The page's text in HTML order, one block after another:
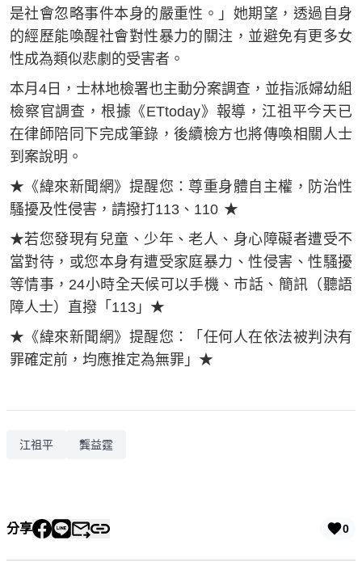
是社會忽略事件本身的嚴重性。」她期望，透過自身
的經歷能喚醒社會對性暴力的關注，並避免有更多女
性成為類似悲劇的受害者。
本月4日，士林地檢署也主動分案調查，並指派婦幼組
檢察官調查，根據《ETtoday》報導，江祖平今天已
在律師陪同下完成筆錄，後續檢方也將傳喚相關人士
到案說明。
★《緯來新聞網》提醒您：尊重身體自主權，防治性
騷擾及性侵害，請撥打113、110 ★
★若您發現有兒童、少年、老人、身心障礙者遭受不
當對待，或您本身有遭受家庭暴力、性侵害、性騷擾
等情事，24小時全天候可以手機、市話、簡訊（聽語
障人士）直撥「113」★
★《緯來新聞網》提醒您：「任何人在依法被判決有
罪確定前，均應推定為無罪」★
江祖平 龔益霆
分享 0